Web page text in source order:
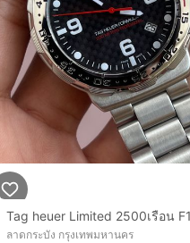
ลาดกระบัง กรุงเทพมหานคร